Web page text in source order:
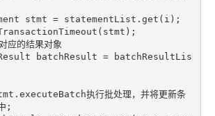
应的结果对象
执行批处理，并将更新条
;